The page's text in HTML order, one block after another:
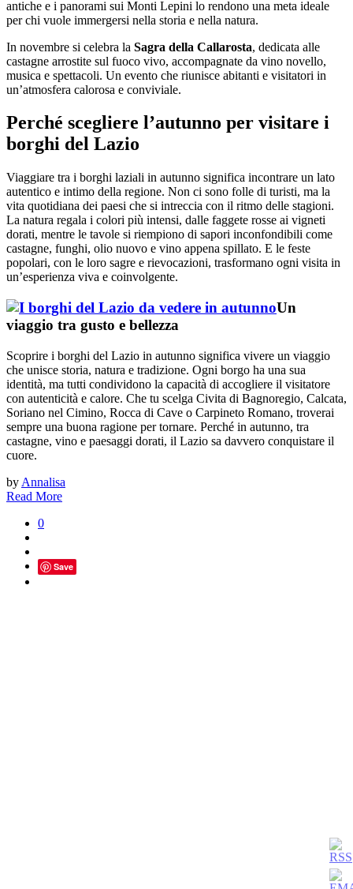
antiche e i panorami sui Monti Lepini lo rendono una meta ideale
per chi vuole immergersi nella storia e nella natura.
In novembre si celebra la Sagra della Callarosta, dedicata alle
castagne arrostite sul fuoco vivo, accompagnate da vino novello,
musica e spettacoli. Un evento che riunisce abitanti e visitatori in
un’atmosfera calorosa e conviviale.
Perché scegliere l’autunno per visitare i
borghi del Lazio
Viaggiare tra i borghi laziali in autunno significa incontrare un lato
autentico e intimo della regione. Non ci sono folle di turisti, ma la
vita quotidiana dei paesi che si intreccia con il ritmo delle stagioni.
La natura regala i colori più intensi, dalle faggete rosse ai vigneti
dorati, mentre le tavole si riempiono di sapori inconfondibili come
castagne, funghi, olio nuovo e vino appena spillato. E le feste
popolari, con le loro sagre e rievocazioni, trasformano ogni visita in
un’esperienza viva e coinvolgente.
Un
viaggio tra gusto e bellezza
Scoprire i borghi del Lazio in autunno significa vivere un viaggio
che unisce storia, natura e tradizione. Ogni borgo ha una sua
identità, ma tutti condividono la capacità di accogliere il visitatore
con autenticità e calore. Che tu scelga Civita di Bagnoregio, Calcata,
Soriano nel Cimino, Rocca di Cave o Carpineto Romano, troverai
sempre una buona ragione per tornare. Perché in autunno, tra
castagne, vino e paesaggi dorati, il Lazio sa davvero conquistare il
cuore.
by Annalisa
Read More
0
Save